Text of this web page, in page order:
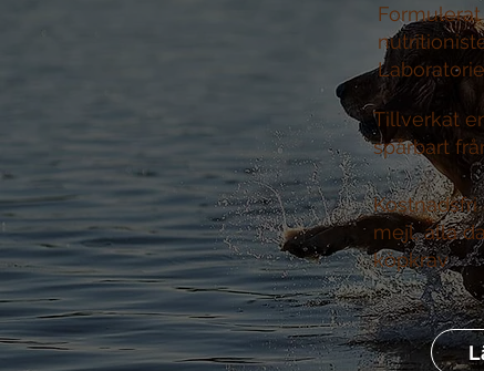
Tillverkat
spårbart
mejl, alla
köpkrav